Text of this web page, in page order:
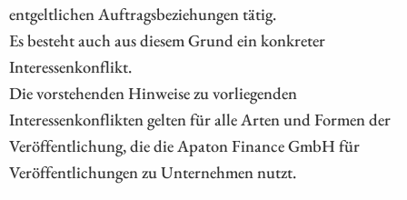
entgeltlichen Auftragsbeziehungen tätig.
Es besteht auch aus diesem Grund ein konkreter
Interessenkonflikt.
Die vorstehenden Hinweise zu vorliegenden
Interessenkonflikten gelten für alle Arten und Formen der
Veröffentlichung, die die Apaton Finance GmbH für
Veröffentlichungen zu Unternehmen nutzt.